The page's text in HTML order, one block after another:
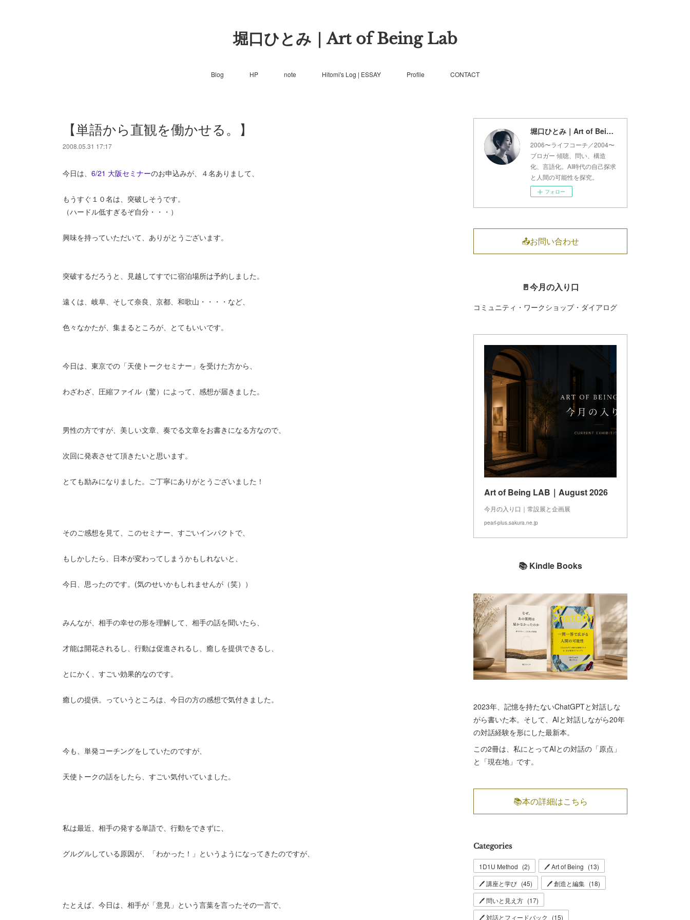
堀口ひとみ｜Art of Being Lab
Blog HP note Hitomi's Log | ESSAY Profile CONTACT
【単語から直観を働かせる。】
2008.05.31 17:17
今日は、 6/21 大阪セミナーのお申込みが、４名ありまして、
もうすぐ１０名は、突破しそうです。
（ハードル低すぎるぞ自分・・・）
興味を持っていただいて、ありがとうございます。
突破するだろうと、見越してすでに宿泊場所は予約しました。
遠くは、岐阜、そして奈良、京都、和歌山・・・・など、
色々なかたが、集まるところが、とてもいいです。
今日は、東京での「天使トークセミナー」を受けた方から、
わざわざ、圧縮ファイル（驚）によって、感想が届きました。
男性の方ですが、美しい文章、奏でる文章をお書きになる方なので、
次回に発表させて頂きたいと思います。
とても励みになりました。ご丁寧にありがとうございました！
そのご感想を見て、このセミナー、すごいインパクトで、
もしかしたら、日本が変わってしまうかもしれないと、
今日、思ったのです。(気のせいかもしれませんが（笑））
みんなが、相手の幸せの形を理解して、相手の話を聞いたら、
才能は開花されるし、行動は促進されるし、癒しを提供できるし、
とにかく、すごい効果的なのです。
癒しの提供。っていうところは、今日の方の感想で気付きました。
今も、単発コーチングをしていたのですが、
天使トークの話をしたら、すごい気付いていました。
私は最近、相手の発する単語で、行動をできずに、
グルグルしている原因が、「わかった！」というようになってきたのですが、
たとえば、今日は、相手が「意見」という言葉を言ったその一言で、
堀口ひとみ｜Art of Being Lab
2006〜ライフコーチ／2004〜
ブロガー 傾聴、問い、構造
化、言語化。AI時代の自己探求
と人間の可能性を探究。
フォロー
📤お問い合わせ
🚪今月の入り口
コミュニティ・ワークショップ・ダイアログ
Art of Being LAB｜August 2026
今月の入り口｜常設展と企画展
pearl-plus.sakura.ne.jp
📚 Kindle Books
2023年、記憶を持たないChatGPTと対話しな
がら書いた本。そして、AIと対話しながら20年
の対話経験を形にした最新本。
この2冊は、私にとってAIとの対話の「原点」
と「現在地」です。
📚本の詳細はこちら
Categories
1D1U Method (2) 🖊 Art of Being (13)
🖊 講座と学び (45) 🖊 創造と編集 (18)
🖊 問いと見え方 (17)
🖊 対話とフィードバック
(15)